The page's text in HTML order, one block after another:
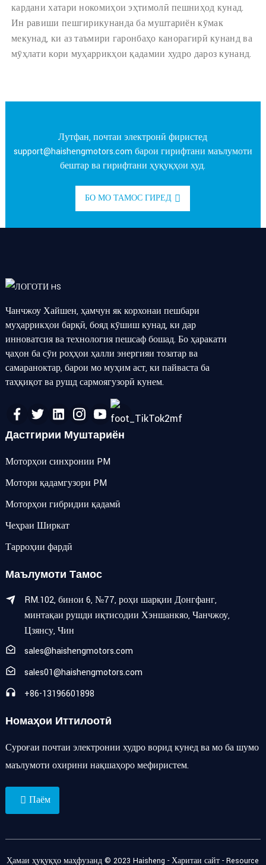
кардани хатари нокомиҳои эҳтимолӣ пешниҳод кунад.
Ин равиши пешгирикунанда ба муштариён кӯмак
мекунад, ки аз таъмири гаронбаҳо канорагирӣ кунанд ва
мӯҳлати кори муҳаррикҳои қадамии худро дароз кунанд.
Лутфан, почтаи электронӣ фиристед
support@haishengmotors.comбарои гирифтани маълумоти
бештар ва гирифтани ҳуқуқҳои худ.
БО МО ТАМОС ГИРЕД
Чанчжоу Хайшен, ҳамчун як корхонаи пешбари
муҳаррикҳои барқӣ, бояд кӯшиш кунад, ки дар
инноватсия ва технология пешсаф бошад. Бо ҳаракати
ҷаҳон ба сӯи роҳҳои ҳалли энергияи тозатар ва
самараноктар, барои мо муҳим аст, ки пайваста ба
таҳқиқот ва рушд сармоягузорӣ кунем.
Дастгирии Муштариён
Моторҳои синхронии PM
Мотори қадамгузори PM
Моторҳои гибридии қадамӣ
Чеҳраи Ширкат
Тарроҳии фардӣ
Маълумоти Тамос
RM.102, бинои 6, №77, роҳи шарқии Донгфанг,
минтақаи рушди иқтисодии Хэншанкяо, Чанчжоу,
Цзянсу, Чин
sales@haishengmotors.com
sales01@haishengmotors.com
+86-13196601898
Номаҳои Иттилоотӣ
Суроғаи почтаи электронии худро ворид кунед ва мо ба шумо
маълумоти охирини нақшаҳоро мефиристем.
Паём
Ҳамаи ҳуқуқҳо маҳфузанд © 2023 Haisheng -Харитаи сайт -Resource